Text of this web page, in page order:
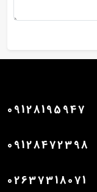
09128195947
09128472398
02637318071